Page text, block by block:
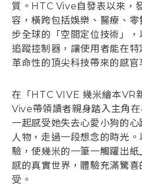
質。HTC Vive自發表以來，
容，橫跨包括娛樂、醫療、
步全球的「空間定位技術」
追蹤控制器，讓使用者能在
革命性的頂尖科技帶來的感官
在「HTC VIVE 幾米繪本VR
Vive帶領讀者親身踏入主角在
一起感受她失去心愛小狗的
人物，走過一段想念的時光
驗，使幾米的一筆一觸躍出
感的真實世界，體驗充滿驚
受。